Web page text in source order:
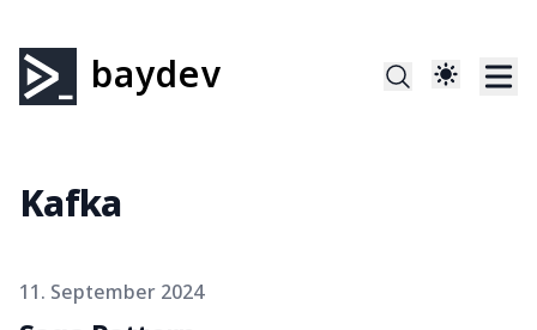
baydev
Kafka
Published on
11. September 2024